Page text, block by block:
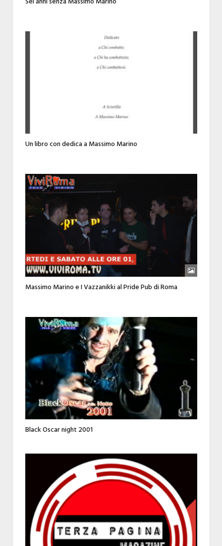
Un libro con dedica a Massimo Marino
Massimo Marino e I Vazzanikki al Pride Pub di Roma
Black Oscar night 2001